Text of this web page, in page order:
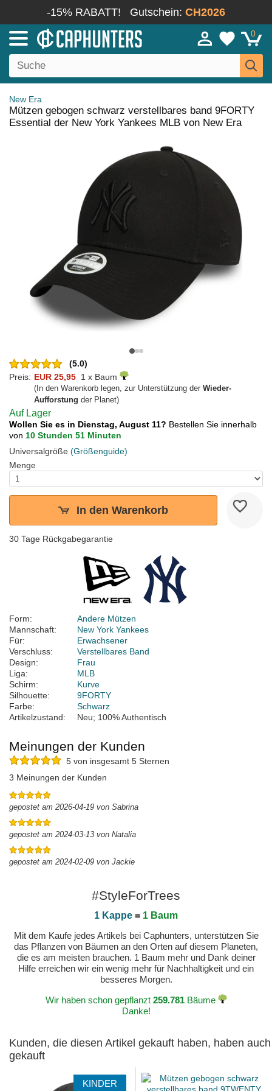
-15% RABATT! Gutschein: CH2026
0
New Era
Mützen gebogen schwarz verstellbares band 9FORTY
Essential der New York Yankees MLB von New Era
(5.0)
Preis: EUR 25,95 1 x Baum
(In den Warenkorb legen, zur Unterstützung der Wieder-
Aufforstung der Planet)
Auf Lager
Wollen Sie es in Dienstag, August 11? Bestellen Sie innerhalb
von 10 Stunden 51 Minuten
Universalgröße (Größenguide)
Menge
In den Warenkorb
30 Tage Rückgabegarantie
Form:
Andere Mützen
Mannschaft:
New York Yankees
Für:
Erwachsener
Verschluss:
Verstellbares Band
Design:
Frau
Liga:
MLB
Schirm:
Kurve
Silhouette:
9FORTY
Farbe:
Schwarz
Artikelzustand:
Neu; 100% Authentisch
Meinungen der Kunden
5 von insgesamt 5 Sternen
3 Meinungen der Kunden
gepostet am 2026-04-19 von Sabrina
gepostet am 2024-03-13 von Natalia
gepostet am 2024-02-09 von Jackie
#StyleForTrees
1 Kappe = 1 Baum
Mit dem Kaufe jedes Artikels bei Caphunters, unterstützen Sie
das Pflanzen von Bäumen an den Orten auf diesem Planeten,
die es am meisten brauchen. 1 Baum mehr und Dank deiner
Hilfe erreichen wir ein wenig mehr für Nachhaltigkeit und ein
besseres Morgen.
Wir haben schon gepflanzt 259.781Bäume
Danke!
Kunden, die diesen Artikel gekauft haben, haben auch
gekauft
KINDER